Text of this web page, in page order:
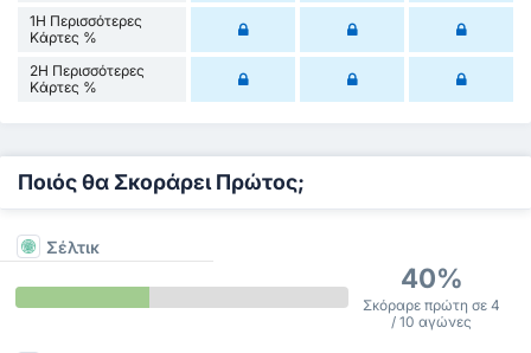
1Η Περισσότερες
Κάρτες %
2Η Περισσότερες
Κάρτες %
Ποιός θα Σκοράρει Πρώτος;
Σέλτικ
40%
Σκόραρε πρώτη σε 4
/ 10 αγώνες